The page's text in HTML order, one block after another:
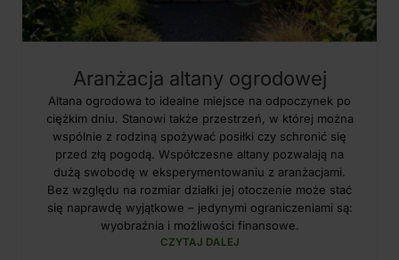
Aranżacja altany ogrodowej
Altana ogrodowa to idealne miejsce na odpoczynek po
ciężkim dniu. Stanowi także przestrzeń, w której można
wspólnie z rodziną spożywać posiłki czy schronić się
przed złą pogodą. Współczesne altany pozwalają na
dużą swobodę w eksperymentowaniu z aranżacjami.
Bez względu na rozmiar działki jej otoczenie może stać
się naprawdę wyjątkowe – jedynymi ograniczeniami są:
wyobraźnia i możliwości finansowe.
CZYTAJ DALEJ